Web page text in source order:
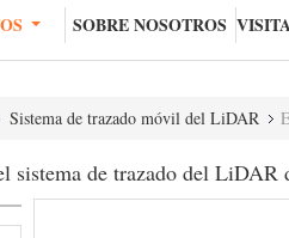
SOBRE NOSOTROS
Sistema de trazado móvil del LiDAR
sistema de trazado del